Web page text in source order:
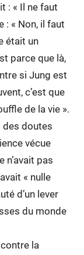
: « Il ne faut
: « Non, il faut
était un
parce que là,
si Jung est
c’est que
de la vie ».
des doutes
vécue
n’avait pas
« nulle
d’un lever
du monde
la